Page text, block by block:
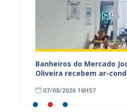
Banheiros do Mercado
Oliveira recebem ar-
07/08/2026 16H57